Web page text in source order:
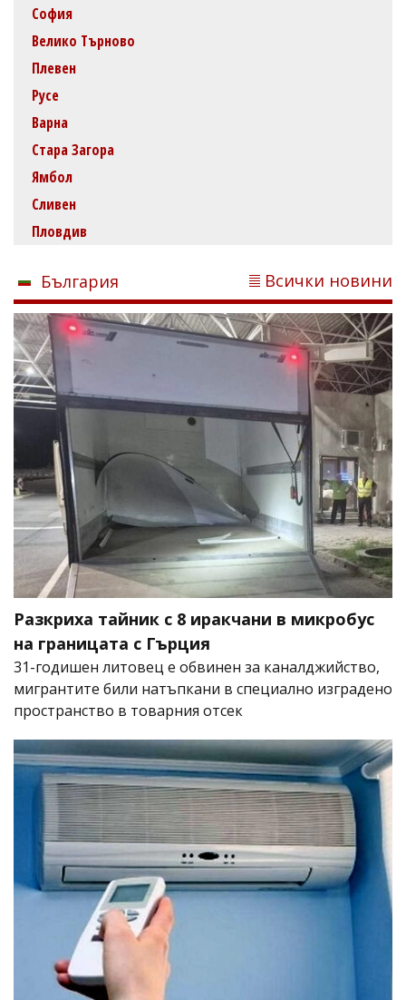
София
Велико Търново
Плевен
Русе
Варна
Стара Загора
Ямбол
Сливен
Пловдив
България Всички новини
Разкриха тайник с 8 иракчани в микробус
на границата с Гърция
31-годишен литовец е обвинен за каналджийство,
мигрантите били натъпкани в специално изградено
пространство в товарния отсек